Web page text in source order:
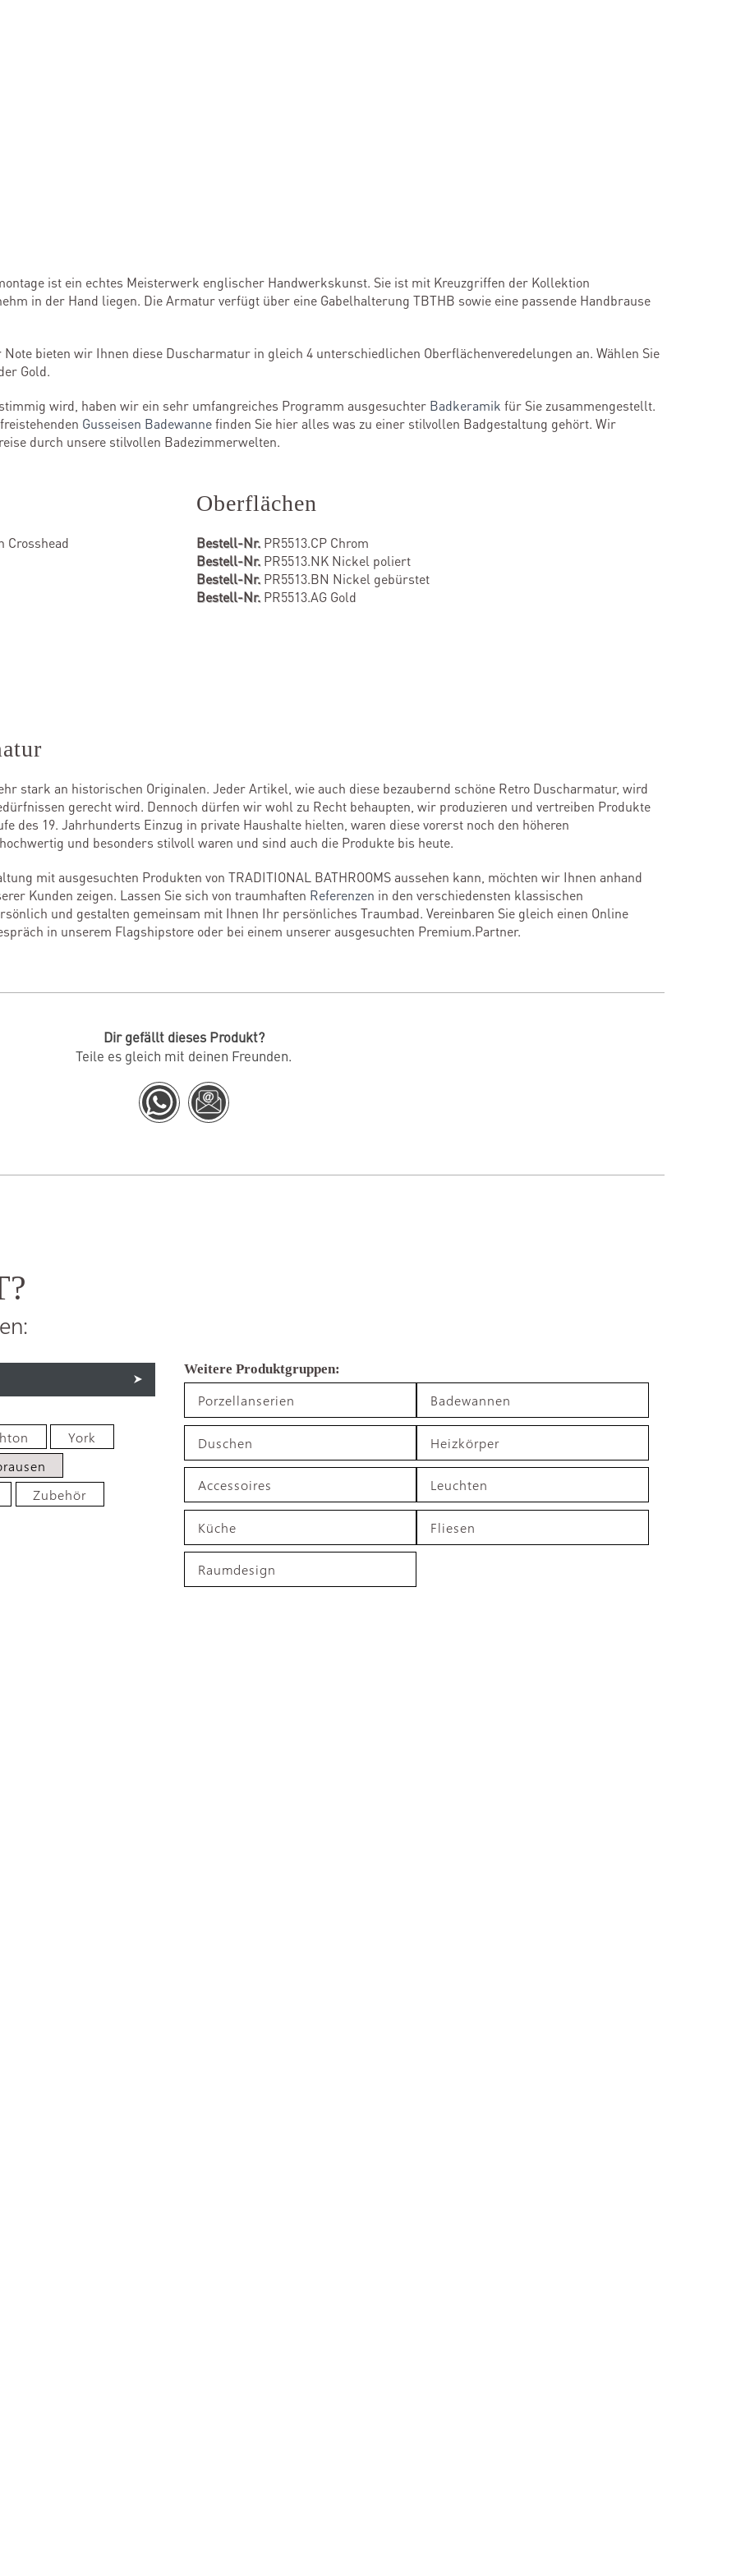
ist ein echtes Meisterwerk englischer Handwerkskunst. Sie ist mit Kreuzgriffen der Kollektion
in der Hand liegen. Die Armatur verfügt über eine Gabelhalterung TBTHB sowie eine passende Handbrause
bieten wir Ihnen diese Duscharmatur in gleich 4 unterschiedlichen Oberflächenveredelungen an. Wählen Sie
Gold.
wird, haben wir ein sehr umfangreiches Programm ausgesuchter Badkeramik für Sie zusammengestellt.
Gusseisen Badewannefinden Sie hier alles was zu einer stilvollen Badgestaltung gehört. Wir
durch unsere stilvollen Badezimmerwelten.
Crosshead
Oberflächen
Bestell-Nr. PR5513.CP Chrom
Bestell-Nr. PR5513.NK Nickel poliert
Bestell-Nr. PR5513.BN Nickel gebürstet
Bestell-Nr. PR5513.AG Gold
stark an historischen Originalen. Jeder Artikel, wie auch diese bezaubernd schöne Retro Duscharmatur, wird
gerecht wird. Dennoch dürfen wir wohl zu Recht behaupten, wir produzieren und vertreiben Produkte
des 19. Jahrhunderts Einzug in private Haushalte hielten, waren diese vorerst noch den höheren
und besonders stilvoll waren und sind auch die Produkte bis heute.
mit ausgesuchten Produkten von TRADITIONAL BATHROOMS aussehen kann, möchten wir Ihnen anhand
Kunden zeigen. Lassen Sie sich von traumhaften Referenzen in den verschiedensten klassischen
und gestalten gemeinsam mit Ihnen Ihr persönliches Traumbad. Vereinbaren Sie gleich einen Online
in unserem Flagshipstore oder bei einem unserer ausgesuchten Premium.Partner.
Dir gefällt dieses Produkt?
Teile es gleich mit deinen Freunden.
Porzellanserien Badewannen
York
Zubehör
Duschen Heizkörper
Accessoires Leuchten
Küche Fliesen
Raumdesign